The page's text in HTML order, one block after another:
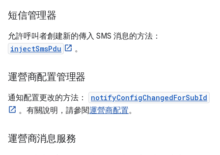
短信管理器
允許呼叫者創建新的傳入 SMS 消息的方法：
injectSmsPdu 。
運營商配置管理器
通知配置更改的方法： notifyConfigChangedForSubId
。有關說明，請參閱運營商配置。
運營商消息服務